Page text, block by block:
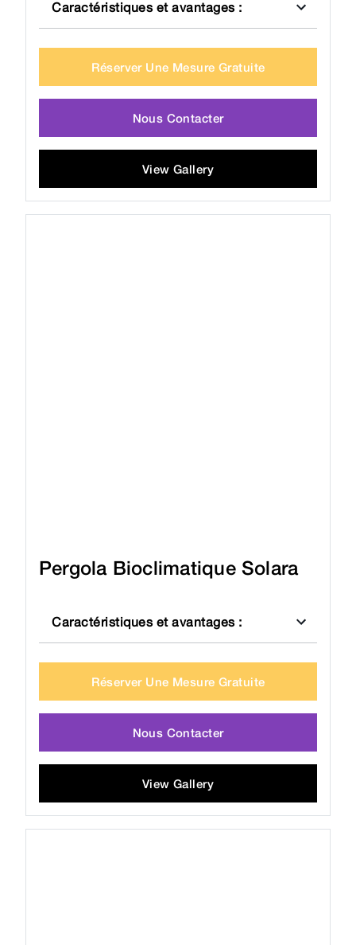
Caractéristiques et avantages:
Réserver Une Mesure Gratuite
Nous Contacter
View Gallery
Pergola Bioclimatique Solara
Caractéristiques et avantages:
Réserver Une Mesure Gratuite
Nous Contacter
View Gallery